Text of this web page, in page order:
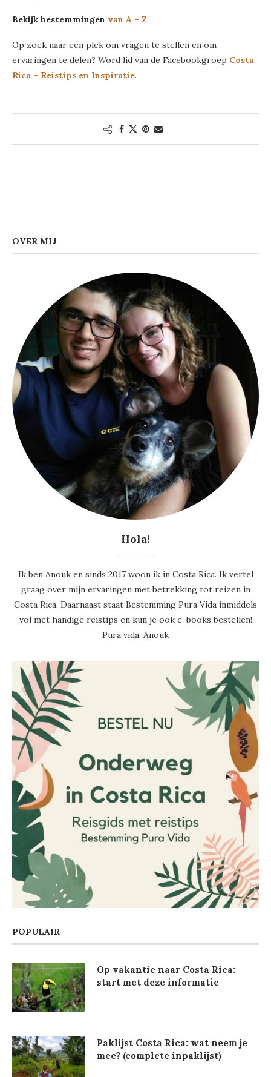
Bekijk bestemmingen van A – Z
Op zoek naar een plek om vragen te stellen en om
ervaringen te delen? Word lid van de Facebookgroep Costa
Rica – Reistips en Inspiratie.
OVER MIJ
Hola!
Ik ben Anouk en sinds 2017 woon ik in Costa Rica. Ik vertel
graag over mijn ervaringen met betrekking tot reizen in
Costa Rica. Daarnaast staat Bestemming Pura Vida inmiddels
vol met handige reistips en kun je ook e-books bestellen!
Pura vida, Anouk
POPULAIR
Op vakantie naar Costa Rica:
start met deze informatie
Paklijst Costa Rica: wat neem je
mee? (complete inpaklijst)